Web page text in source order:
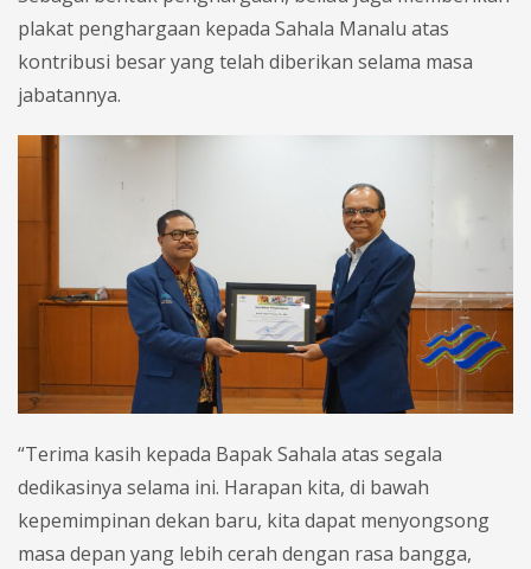
plakat penghargaan kepada Sahala Manalu atas
kontribusi besar yang telah diberikan selama masa
jabatannya.
“Terima kasih kepada Bapak Sahala atas segala
dedikasinya selama ini. Harapan kita, di bawah
kepemimpinan dekan baru, kita dapat menyongsong
masa depan yang lebih cerah dengan rasa bangga,